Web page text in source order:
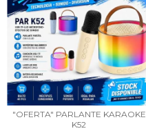
"OFERTA" PARLANTE KARAOKE
K52